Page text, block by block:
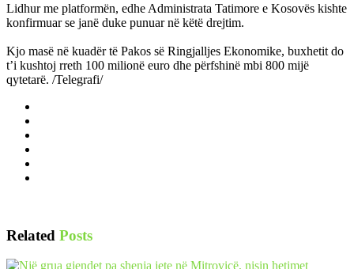
Lidhur me platformën, edhe Administrata Tatimore e Kosovës kishte
konfirmuar se janë duke punuar në këtë drejtim.
Kjo masë në kuadër të Pakos së Ringjalljes Ekonomike, buxhetit do
t’i kushtoj rreth 100 milionë euro dhe përfshinë mbi 800 mijë
qytetarë. /Telegrafi/
Related Posts